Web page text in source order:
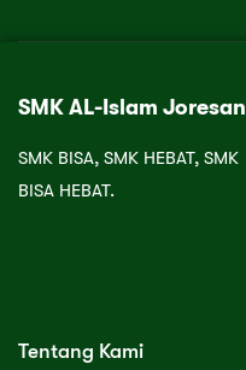
SMK AL-Islam Joresan
SMK BISA, SMK HEBAT, SMK
BISA HEBAT.
Tentang Kami